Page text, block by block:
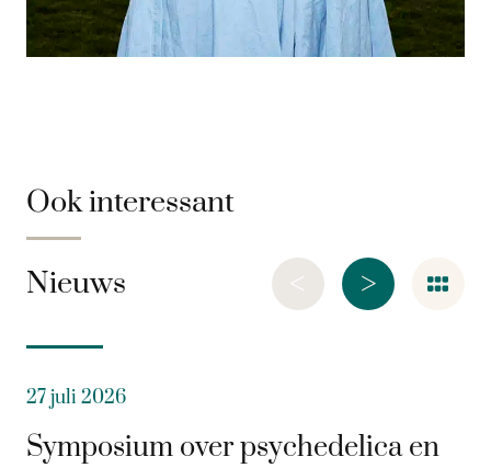
Ook interessant
Nieuws >
<
27 juli 2026
Symposium over psychedelica en